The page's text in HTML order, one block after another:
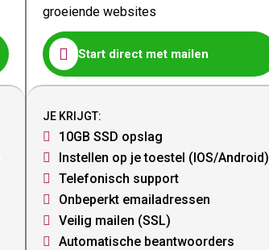
groeiende websites
 Start direct met mailen
JE KRIJGT:
 10GB SSD opslag
 Instellen op je toestel (IOS/Android)
 Telefonisch support
 Onbeperkt emailadressen
 Veilig mailen (SSL)
 Automatische beantwoorders